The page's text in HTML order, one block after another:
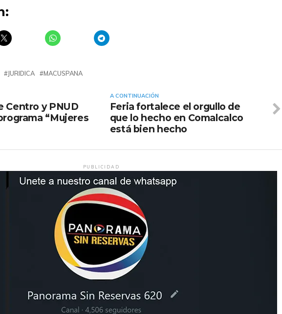
JURIDICA MACUSPANA
A CONTINUACIÓN
Feria fortalece el orgullo de
que lo hecho en Comalcalco
está bien hecho
Centro y PNUD
“Mujeres
PUBLICIDAD